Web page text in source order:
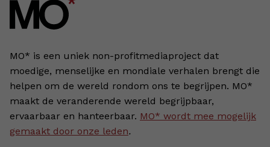
MO* is een uniek non-profitmediaproject dat
moedige, menselijke en mondiale verhalen brengt die
helpen om de wereld rondom ons te begrijpen. MO*
maakt de veranderende wereld begrijpbaar,
ervaarbaar en hanteerbaar. MO* wordt mee mogelijk
gemaakt door onze leden.